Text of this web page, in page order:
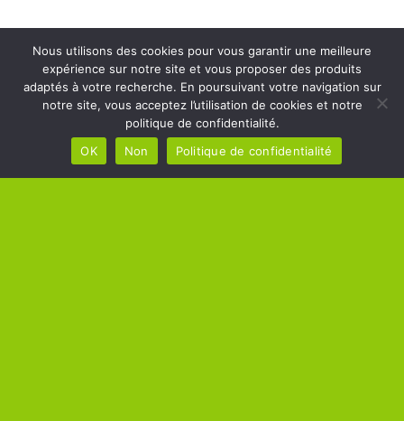
MAIRIE DE
Square Raoul Breton –
78490 Méré
HORAIRES DE
LA MAIRIE
Lundi, Mardi, Mercredi,
Nous utilisons des cookies pour vous garantir une meilleure
expérience sur notre site et vous proposer des produits
adaptés à votre recherche. En poursuivant votre navigation sur
notre site, vous acceptez l’utilisation de cookies et notre
politique de confidentialité.
OK
Non Politique de confidentialité